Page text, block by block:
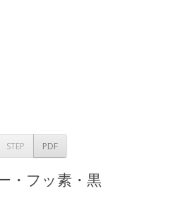
STEP PDF
・フッ素・黒